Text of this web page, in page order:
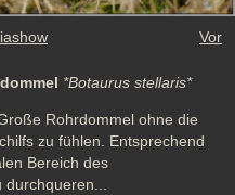
Vor
*Botaurus stellaris*
Rohrdommel ohne die
zu fühlen. Entsprechend
Bereich des
durchqueren...